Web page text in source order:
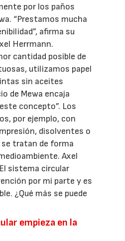
por los paños
“Prestamos mucha
afirma su
Herrmann.
cantidad posible de
utilizamos papel
sin aceites
de Mewa encaja
concepto”. Los
por ejemplo, con
disolventes o
tratan de forma
Axel
sistema circular
por mi parte y es
¿Qué más se puede
empieza en la